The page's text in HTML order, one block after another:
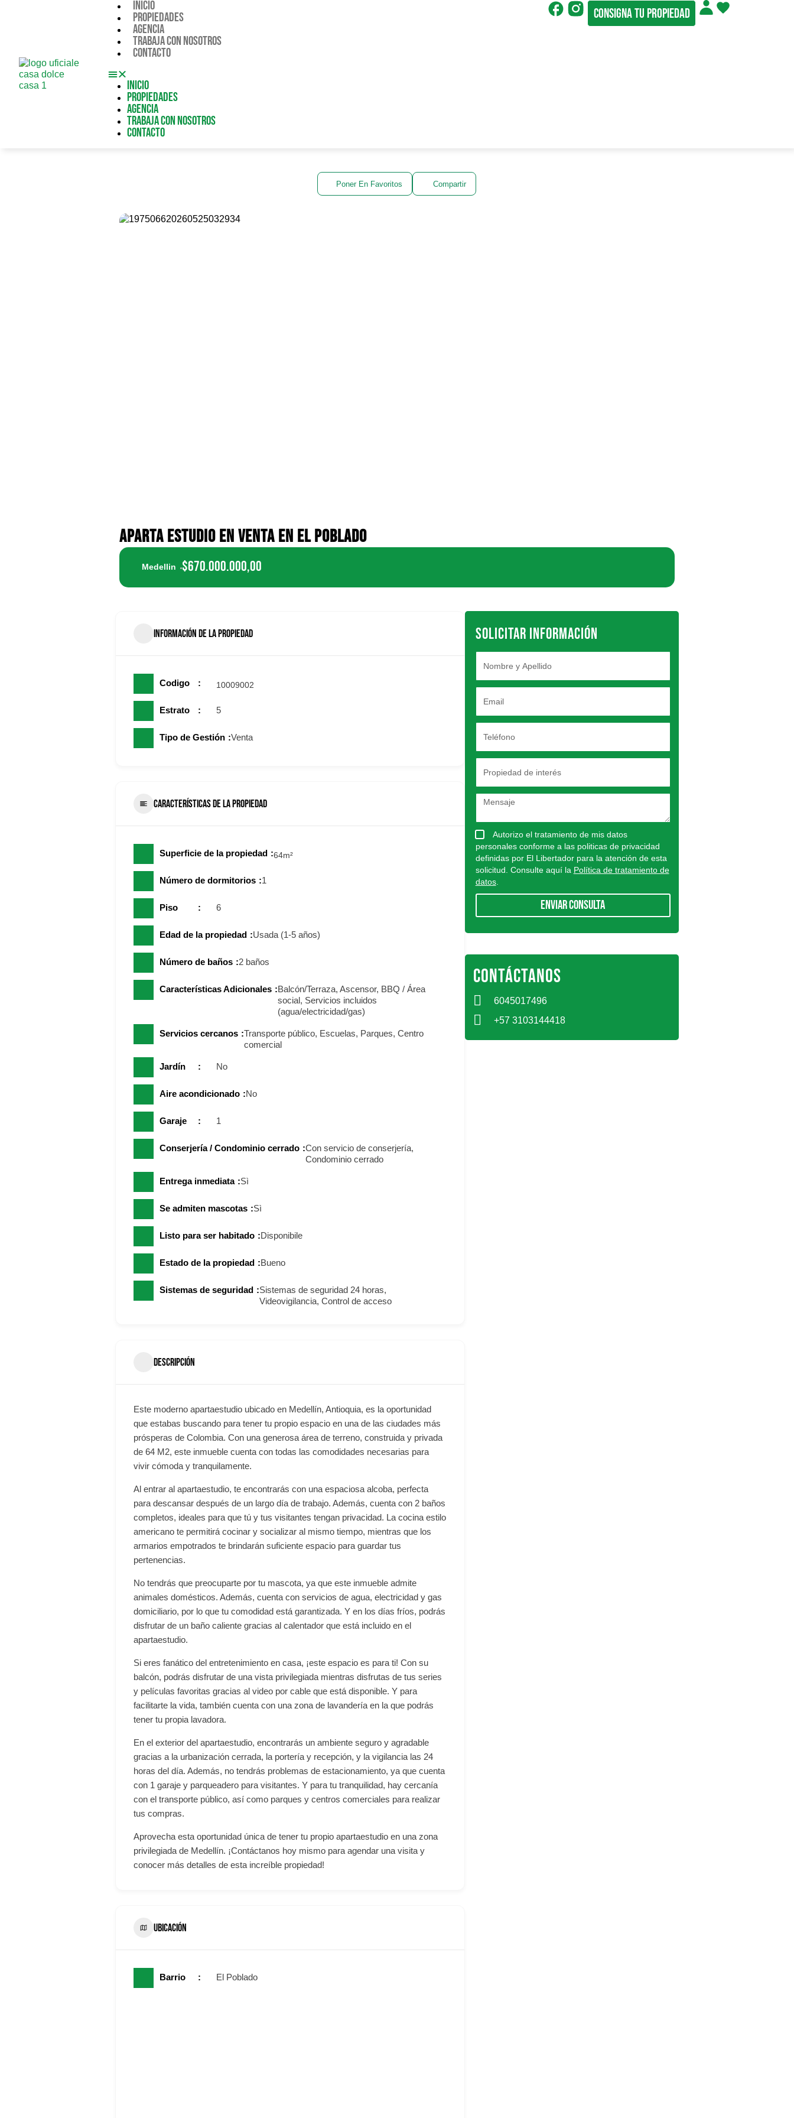
Inicio
Propiedades
Agencia
Trabaja con nosotros
Contacto
Inicio
Propiedades
Agencia
Trabaja con nosotros
Contacto
Consigna tu propiedad
Poner En Favoritos Compartir
APARTA ESTUDIO EN VENTA EN EL POBLADO
Medellin $670.000.000,00
INFORMACIÓN DE LA PROPIEDAD
Codigo 10009002
Estrato 5
Tipo de Gestión Venta
CARACTERÍSTICAS DE LA PROPIEDAD
Superficie de la propiedad 64m²
Número de dormitorios 1
Piso 6
Edad de la propiedad Usada (1-5 años)
Número de baños 2 baños
Características Adicionales
Balcón/Terraza, Ascensor, BBQ / Área
social, Servicios incluidos
(agua/electricidad/gas)
Servicios cercanos Transporte público, Escuelas, Parques, Centro
comercial
Jardín No
Aire acondicionado No
Garaje 1
Conserjería / Condominio cerrado Con servicio de conserjería,
Condominio cerrado
Entrega inmediata Sì
Se admiten mascotas Sì
Listo para ser habitado Disponibile
Estado de la propiedad Bueno
Sistemas de seguridad
Sistemas de seguridad 24 horas,
Videovigilancia, Control de acceso
DESCRIPCIÓN
Este moderno apartaestudio ubicado en Medellín, Antioquia, es la oportunidad
que estabas buscando para tener tu propio espacio en una de las ciudades más
prósperas de Colombia. Con una generosa área de terreno, construida y privada
de 64 M2, este inmueble cuenta con todas las comodidades necesarias para
vivir cómoda y tranquilamente.
Al entrar al apartaestudio, te encontrarás con una espaciosa alcoba, perfecta
para descansar después de un largo día de trabajo. Además, cuenta con 2 baños
completos, ideales para que tú y tus visitantes tengan privacidad. La cocina estilo
americano te permitirá cocinar y socializar al mismo tiempo, mientras que los
armarios empotrados te brindarán suficiente espacio para guardar tus
pertenencias.
No tendrás que preocuparte por tu mascota, ya que este inmueble admite
animales domésticos. Además, cuenta con servicios de agua, electricidad y gas
domiciliario, por lo que tu comodidad está garantizada. Y en los días fríos, podrás
disfrutar de un baño caliente gracias al calentador que está incluido en el
apartaestudio.
Si eres fanático del entretenimiento en casa, ¡este espacio es para ti! Con su
balcón, podrás disfrutar de una vista privilegiada mientras disfrutas de tus series
y películas favoritas gracias al video por cable que está disponible. Y para
facilitarte la vida, también cuenta con una zona de lavandería en la que podrás
tener tu propia lavadora.
En el exterior del apartaestudio, encontrarás un ambiente seguro y agradable
gracias a la urbanización cerrada, la portería y recepción, y la vigilancia las 24
horas del día. Además, no tendrás problemas de estacionamiento, ya que cuenta
con 1 garaje y parqueadero para visitantes. Y para tu tranquilidad, hay cercanía
con el transporte público, así como parques y centros comerciales para realizar
tus compras.
Aprovecha esta oportunidad única de tener tu propio apartaestudio en una zona
privilegiada de Medellín. ¡Contáctanos hoy mismo para agendar una visita y
conocer más detalles de esta increíble propiedad!
UBICACIÓN
Barrio El Poblado
SOLICITAR INFORMACIÓN
Autorizo el tratamiento de mis datos
personales conforme a las politicas de privacidad
definidas por El Libertador para la atención de esta
solicitud. Consulte aquí la Política de tratamiento de
datos.
Enviar consulta
CONTÁCTANOS
6045017496
+57 3103144418